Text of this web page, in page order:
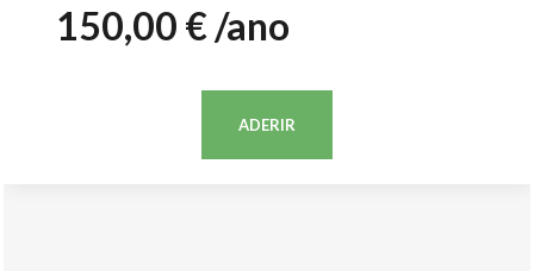
150,00 € /ano
ADERIR